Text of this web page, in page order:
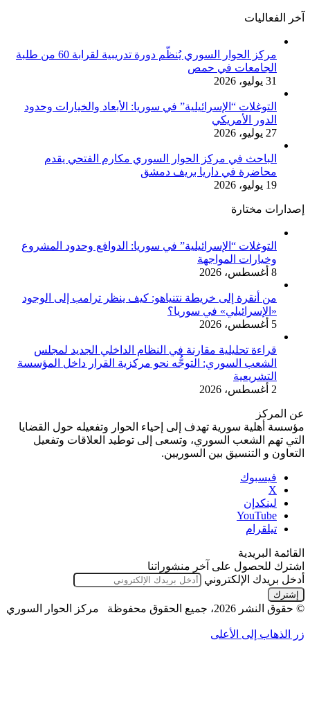
آخر الفعاليات
مركز الحوار السوري يُنظّم دورة تدريبية لقرابة 60 من طلبة
الجامعات في حمص
31 يوليو، 2026
التوغلات “الإسرائيلية” في سوريا: الأبعاد والخيارات وحدود
الدور الأمريكي
27 يوليو، 2026
الباحث في مركز الحوار السوري مكارم الفتحي يقدم
محاضرة في داريا بريف دمشق
19 يوليو، 2026
إصدارات مختارة
التوغلات “الإسرائيلية” في سوريا: الدوافع وحدود المشروع
وخيارات المواجهة
8 أغسطس، 2026
من أنقرة إلى خريطة نتنياهو: كيف ينظر ترامب إلى الوجود
«الإسرائيلي» في سوريا؟
5 أغسطس، 2026
قراءة تحليلية مقارنة في النظام الداخلي الجديد لمجلس
الشعب السوري: التوجُّه نحو مركزية القرار داخل المؤسسة
التشريعية
2 أغسطس، 2026
عن المركز
مؤسسة أهلية سورية تهدف إلى إحياء الحوار وتفعيله حول القضايا
التي تهم الشعب السوري، وتسعى إلى توطيد العلاقات وتفعيل
التعاون و التنسيق بين السوريين.
فيسبوك
‫X
لينكدإن
‫YouTube
تيلقرام
القائمة البريدية
اشترك للحصول على آخر منشوراتنا
أدخل بريدك الإلكتروني
© حقوق النشر 2026، جميع الحقوق محفوظة مركز الحوار السوري
زر الذهاب إلى الأعلى